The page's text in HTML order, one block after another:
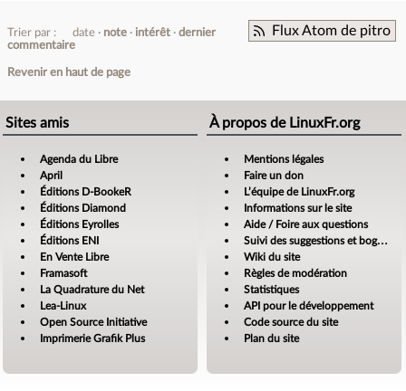
Flux Atom de pitro
Trier par : date note intérêt
dernier
commentaire
Revenir en haut de page
Sites amis
Agenda du Libre
April
Éditions D-BookeR
Éditions Diamond
Éditions Eyrolles
Éditions ENI
En Vente Libre
Framasoft
La Quadrature du Net
Lea-Linux
Open Source Initiative
Imprimerie Grafik Plus
À propos de LinuxFr.org
Mentions légales
Faire un don
L’équipe de LinuxFr.org
Informations sur le site
Aide / Foire aux questions
Suivi des suggestions et bogues
Wiki du site
Règles de modération
Statistiques
API pour le développement
Code source du site
Plan du site